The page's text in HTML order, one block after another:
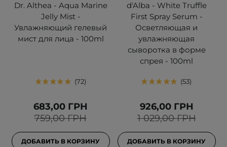
Dr. Althea - Aqua Marine
Jelly Mist -
Увлажняющий гелевый
мист для лица - 100ml
72
759,00 ГРН
683,00 ГРН
ДОБАВИТЬ В КОРЗИНУ
d'Alba - White Truffle
First Spray Serum -
Осветляющая и
увлажняющая
сыворотка в форме
спрея - 100ml
53
1 029,00 ГРН
926,00 ГРН
ДОБАВИТЬ В КОРЗИНУ